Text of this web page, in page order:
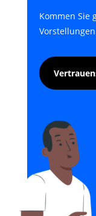
Kommen Sie